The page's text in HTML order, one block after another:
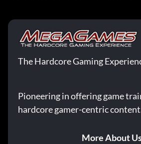
The Hardcore Gaming
Pioneering in offering game
hardcore gamer-centric
More About